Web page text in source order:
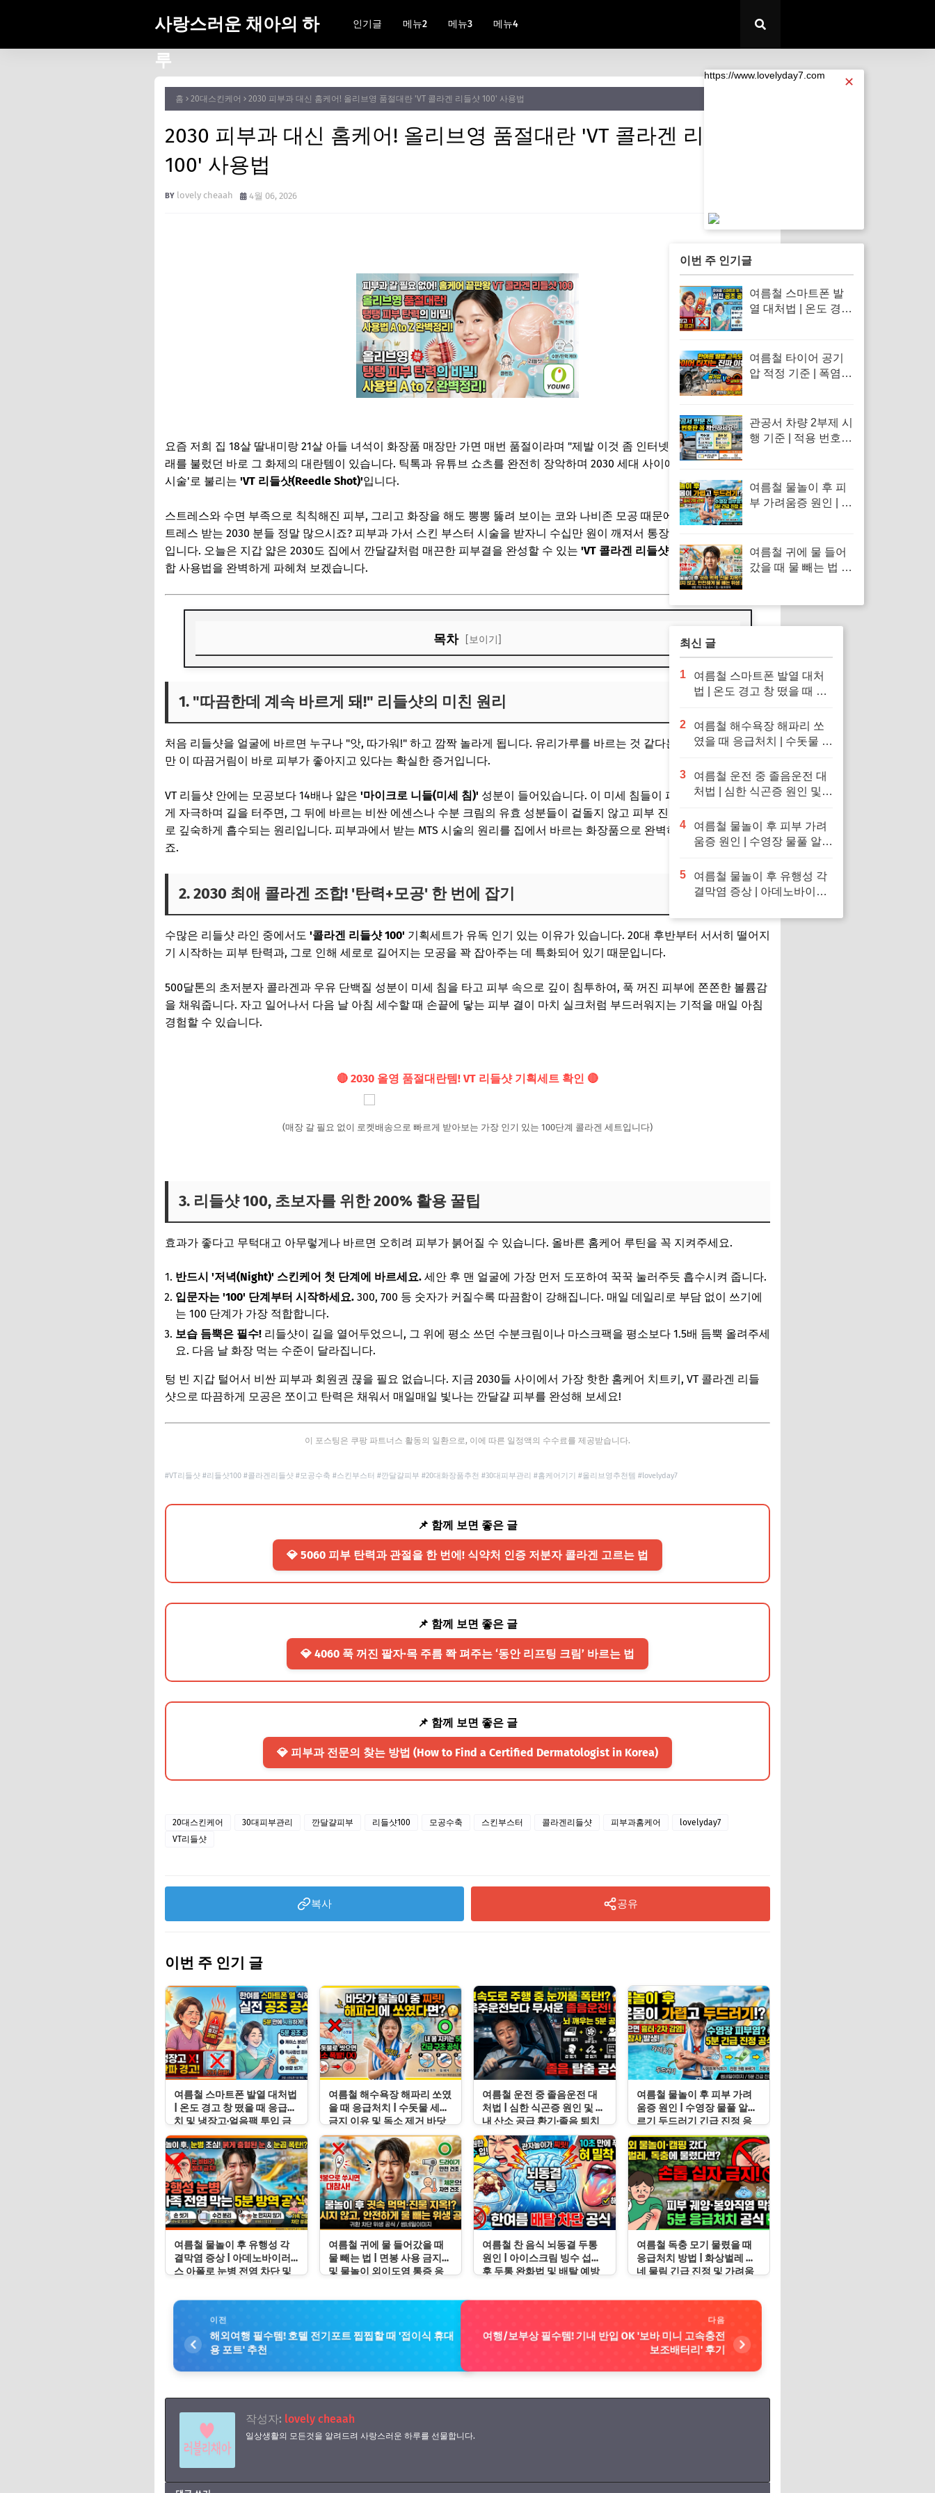
사랑스러운 채아의 하
루
인기글 메뉴2 메뉴3 메뉴4
홈 20대스킨케어 2030 피부과 대신 홈케어! 올리브영 품절대란 'VT 콜라겐 리들샷 100' 사용법
2030 피부과 대신 홈케어! 올리브영 품절대란 'VT 콜라겐 리들샷
100' 사용법
lovely cheaah 4월 06, 2026
요즘 저희 집 18살 딸내미랑 21살 아들 녀석이 화장품 매장만 가면 매번 품절이라며 "제발 이것 좀 인터넷으로 구해달라"고 노
래를 불렀던 바로 그 화제의 대란템이 있습니다. 틱톡과 유튜브 쇼츠를 완전히 장악하며 2030 세대 사이에서 '바르는 피부과
시술'로 불리는 'VT 리들샷(Reedle Shot)'입니다.
스트레스와 수면 부족으로 칙칙해진 피부, 그리고 화장을 해도 뽕뽕 뚫려 보이는 코와 나비존 모공 때문에 거울 볼 때마다 스
트레스 받는 2030 분들 정말 많으시죠? 피부과 가서 스킨 부스터 시술을 받자니 수십만 원이 깨져서 통장이 텅장이 되기 일쑤
입니다. 오늘은 지갑 얇은 2030도 집에서 깐달걀처럼 매끈한 피부결을 완성할 수 있는 'VT 콜라겐 리들샷 100'의 원리와 꿀조
합 사용법을 완벽하게 파헤쳐 보겠습니다.
목차 [보이기]
2. 2030 최애 콜라겐 조합! '탄력+모공' 한 번에 잡기
1. "따끔한데 계속 바르게 돼!" 리들샷의 미친 원리
처음 리들샷을 얼굴에 바르면 누구나 "앗, 따가워!" 하고 깜짝 놀라게 됩니다. 유리가루를 바르는 것 같다는 분들도 있죠. 하지
만 이 따끔거림이 바로 피부가 좋아지고 있다는 확실한 증거입니다.
VT 리들샷 안에는 모공보다 14배나 얇은 '마이크로 니들(미세 침)' 성분이 들어있습니다. 이 미세 침들이 피부 겉면을 미세하
게 자극하며 길을 터주면, 그 뒤에 바르는 비싼 에센스나 수분 크림의 유효 성분들이 겉돌지 않고 피부 진피층까지 다이렉트
로 깊숙하게 흡수되는 원리입니다. 피부과에서 받는 MTS 시술의 원리를 집에서 바르는 화장품으로 완벽하게 구현해 낸 셈이
죠.
2. 2030 최애 콜라겐 조합! '탄력+모공' 한 번에 잡기
수많은 리들샷 라인 중에서도 '콜라겐 리들샷 100' 기획세트가 유독 인기 있는 이유가 있습니다. 20대 후반부터 서서히 떨어지
기 시작하는 피부 탄력과, 그로 인해 세로로 길어지는 모공을 꽉 잡아주는 데 특화되어 있기 때문입니다.
500달톤의 초저분자 콜라겐과 우유 단백질 성분이 미세 침을 타고 피부 속으로 깊이 침투하여, 푹 꺼진 피부에 쫀쫀한 볼륨감
을 채워줍니다. 자고 일어나서 다음 날 아침 세수할 때 손끝에 닿는 피부 결이 마치 실크처럼 부드러워지는 기적을 매일 아침
경험할 수 있습니다.
🔴 2030 올영 품절대란템! VT 리들샷 기획세트 확인 🔴
(매장 갈 필요 없이 로켓배송으로 빠르게 받아보는 가장 인기 있는 100단계 콜라겐 세트입니다)
3. 리들샷 100, 초보자를 위한 200% 활용 꿀팁
효과가 좋다고 무턱대고 아무렇게나 바르면 오히려 피부가 붉어질 수 있습니다. 올바른 홈케어 루틴을 꼭 지켜주세요.
반드시 '저녁(Night)' 스킨케어 첫 단계에 바르세요. 세안 후 맨 얼굴에 가장 먼저 도포하여 꾹꾹 눌러주듯 흡수시켜 줍니다.
입문자는 '100' 단계부터 시작하세요. 300, 700 등 숫자가 커질수록 따끔함이 강해집니다. 매일 데일리로 부담 없이 쓰기에
는 100 단계가 가장 적합합니다.
보습 듬뿍은 필수! 리들샷이 길을 열어두었으니, 그 위에 평소 쓰던 수분크림이나 마스크팩을 평소보다 1.5배 듬뿍 올려주세
요. 다음 날 화장 먹는 수준이 달라집니다.
텅 빈 지갑 털어서 비싼 피부과 회원권 끊을 필요 없습니다. 지금 2030들 사이에서 가장 핫한 홈케어 치트키, VT 콜라겐 리들
샷으로 따끔하게 모공은 쪼이고 탄력은 채워서 매일매일 빛나는 깐달걀 피부를 완성해 보세요!
이 포스팅은 쿠팡 파트너스 활동의 일환으로, 이에 따른 일정액의 수수료를 제공받습니다.
#VT리들샷 #리들샷100 #콜라겐리들샷 #모공수축 #스킨부스터 #깐달걀피부 #20대화장품추천 #30대피부관리 #홈케어기기 #올리브영추천템 #lovelyday7
📌 함께 보면 좋은 글
💎 5060 피부 탄력과 관절을 한 번에! 식약처 인증 저분자 콜라겐 고르는 법
📌 함께 보면 좋은 글
💎 4060 푹 꺼진 팔자·목 주름 쫙 펴주는 ‘동안 리프팅 크림’ 바르는 법
📌 함께 보면 좋은 글
💎 피부과 전문의 찾는 방법 (How to Find a Certified Dermatologist in Korea)
20대스킨케어 30대피부관리 깐달걀피부 리들샷100 모공수축 스킨부스터 콜라겐리들샷 피부과홈케어
lovelyday7
VT리들샷
복사 공유
이번 주 인기 글
여름철 스마트폰 발열 대처법
| 온도 경고 창 떴을 때 응급처
치 및 냉장고·얼음팩 투입 금
지 이유
여름철 해수욕장 해파리 쏘였
을 때 응급처치 | 수돗물 세척
금지 이유 및 독소 제거 바닷
물 세척 수칙
여름철 운전 중 졸음운전 대
처법 | 심한 식곤증 원인 및 차
내 산소 공급 환기·졸음 퇴치
응급처치 수칙
여름철 물놀이 후 피부 가려
움증 원인 | 수영장 물풀 알레
르기 두드러기 긴급 진정 응
급처치 수칙
여름철 물놀이 후 유행성 각
결막염 증상 | 아데노바이러
스 아폴로 눈병 전염 차단 및
여름철 귀에 물 들어갔을 때
물 빼는 법 | 면봉 사용 금지
및 물놀이 외이도염 통증 응
여름철 찬 음식 뇌동결 두통
원인 | 아이스크림 빙수 섭취
후 두통 완화법 및 배탈 예방
여름철 독충 모기 물렸을 때
응급처치 방법 | 화상벌레 지
네 물림 긴급 진정 및 가려움
이전
해외여행 필수템! 호텔 전기포트 찝찝할 때 '접이식 휴대
용 포트' 추천
다음
여행/보부상 필수템! 기내 반입 OK '보바 미니 고속충전
보조배터리' 후기
작성자: lovely cheaah
일상생활의 모든것을 알려드려 사랑스러운 하루를 선물합니다.
✕
https://www.lovelyday7.com
이번 주 인기글
여름철 스마트폰 발
열 대처법 | 온도 경고
입 금지 이유
여름철 타이어 공기
압 적정 기준 | 폭염
탠딩 웨이브 방지 수
칙
관공서 차량 2부제 시
행 기준 | 적용 번호판
면 혜택 총정리
여름철 물놀이 후 피
부 가려움증 원인 | 수
응급처치 수칙
여름철 귀에 물 들어
갔을 때 물 빼는 법 |
응급처치 수칙
최신 글
1
여름철 스마트폰 발열 대처
법 | 온도 경고 창 떴을 때 응
입 금지 이유
2
여름철 해수욕장 해파리 쏘
였을 때 응급처치 | 수돗물 세
닷물 세척 수칙
3
여름철 운전 중 졸음운전 대
처법 | 심한 식곤증 원인 및
퇴치 응급처치 수칙
4
여름철 물놀이 후 피부 가려
움증 원인 | 수영장 물풀 알레
급처치 수칙
5
여름철 물놀이 후 유행성 각
결막염 증상 | 아데노바이러
눈 충혈 응급처치 수칙